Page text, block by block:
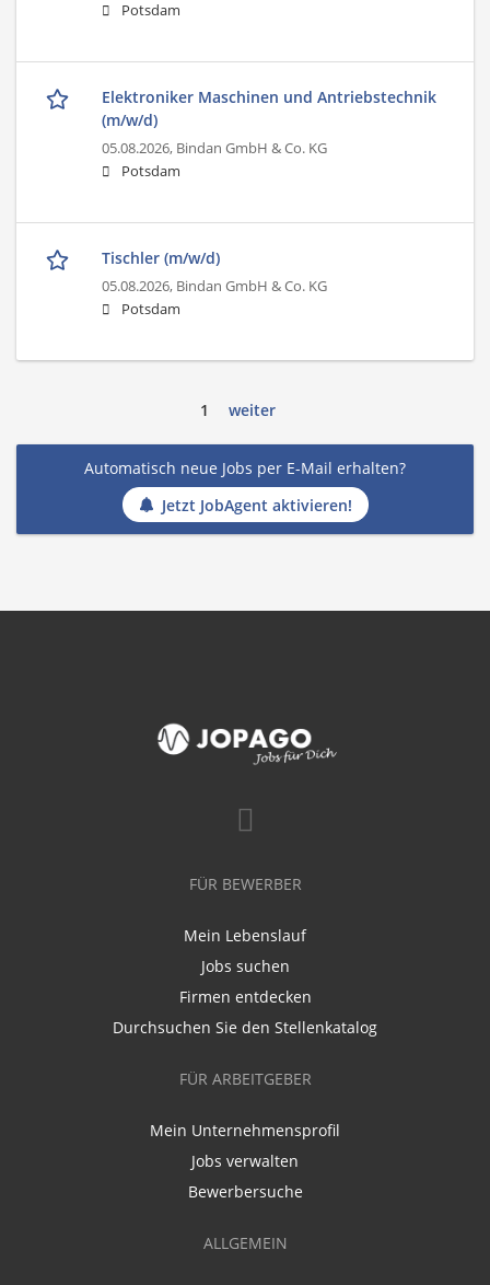
Potsdam
Elektroniker Maschinen und Antriebstechnik
(m/w/d)
05.08.2026, Bindan GmbH & Co. KG
Potsdam
Tischler (m/w/d)
05.08.2026, Bindan GmbH & Co. KG
Potsdam
1 weiter
Automatisch neue Jobs per E-Mail erhalten?
Jetzt JobAgent aktivieren!
FÜR BEWERBER
Mein Lebenslauf
Jobs suchen
Firmen entdecken
Durchsuchen Sie den Stellenkatalog
FÜR ARBEITGEBER
Mein Unternehmensprofil
Jobs verwalten
Bewerbersuche
ALLGEMEIN